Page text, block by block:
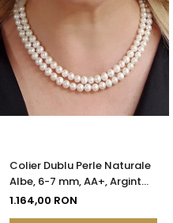
Colier Dublu Perle Naturale
Albe, 6-7 mm, AA+, Argint
925 | KASKADDA®
1.164,00 RON